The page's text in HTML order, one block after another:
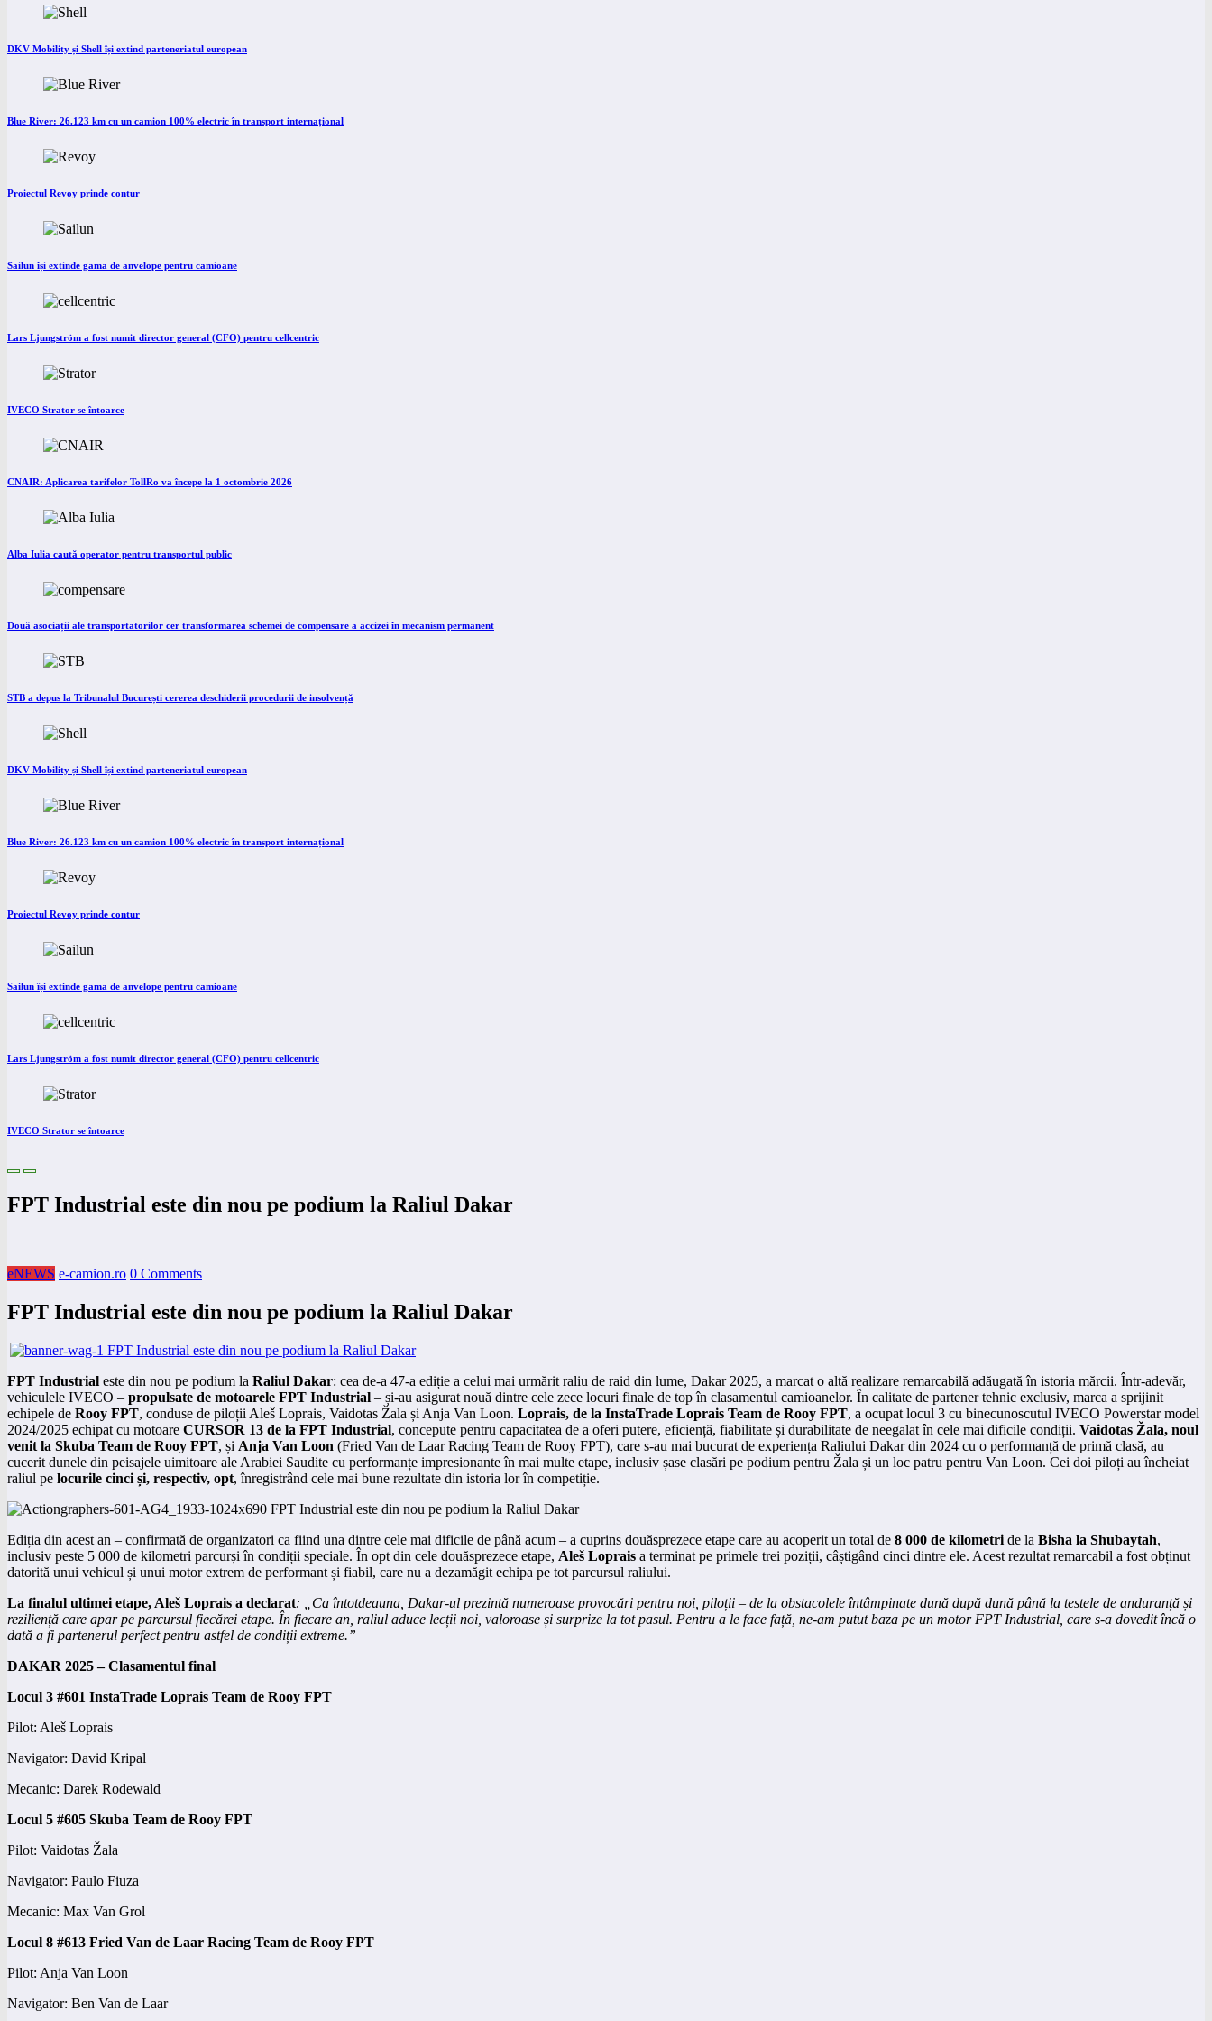
DKV Mobility și Shell își extind parteneriatul european
Blue River: 26.123 km cu un camion 100% electric în transport internațional
Proiectul Revoy prinde contur
Sailun își extinde gama de anvelope pentru camioane
Lars Ljungström a fost numit director general (CFO) pentru cellcentric
IVECO Strator se întoarce
CNAIR: Aplicarea tarifelor TollRo va începe la 1 octombrie 2026
Alba Iulia caută operator pentru transportul public
Două asociații ale transportatorilor cer transformarea schemei de compensare a accizei în mecanism permanent
STB a depus la Tribunalul București cererea deschiderii procedurii de insolvență
DKV Mobility și Shell își extind parteneriatul european
Blue River: 26.123 km cu un camion 100% electric în transport internațional
Proiectul Revoy prinde contur
Sailun își extinde gama de anvelope pentru camioane
Lars Ljungström a fost numit director general (CFO) pentru cellcentric
IVECO Strator se întoarce
FPT Industrial este din nou pe podium la Raliul Dakar
eNEWS e-camion.ro 0 Comments
FPT Industrial este din nou pe podium la Raliul Dakar
FPT Industrial este din nou pe podium la Raliul Dakar: cea de-a 47-a ediție a celui mai urmărit raliu de raid din lume, Dakar 2025, a marcat o altă realizare remarcabilă adăugată în istoria mărcii. Într-adevăr,
vehiculele IVECO – propulsate de motoarele FPT Industrial – și-au asigurat nouă dintre cele zece locuri finale de top în clasamentul camioanelor. În calitate de partener tehnic exclusiv, marca a sprijinit
echipele de Rooy FPT, conduse de piloții Aleš Loprais, Vaidotas Žala și Anja Van Loon. Loprais, de la InstaTrade Loprais Team de Rooy FPT, a ocupat locul 3 cu binecunoscutul IVECO Powerstar model
2024/2025 echipat cu motoare CURSOR 13 de la FPT Industrial, concepute pentru capacitatea de a oferi putere, eficiență, fiabilitate și durabilitate de neegalat în cele mai dificile condiții. Vaidotas Žala, noul
venit la Skuba Team de Rooy FPT, și Anja Van Loon (Fried Van de Laar Racing Team de Rooy FPT), care s-au mai bucurat de experiența Raliului Dakar din 2024 cu o performanță de primă clasă, au
cucerit dunele din peisajele uimitoare ale Arabiei Saudite cu performanțe impresionante în mai multe etape, inclusiv șase clasări pe podium pentru Žala și un loc patru pentru Van Loon. Cei doi piloți au încheiat
raliul pe locurile cinci și, respectiv, opt, înregistrând cele mai bune rezultate din istoria lor în competiție.
Ediția din acest an – confirmată de organizatori ca fiind una dintre cele mai dificile de până acum – a cuprins douăsprezece etape care au acoperit un total de 8 000 de kilometri de la Bisha la Shubaytah,
inclusiv peste 5 000 de kilometri parcurși în condiții speciale. În opt din cele douăsprezece etape, Aleš Loprais a terminat pe primele trei poziții, câștigând cinci dintre ele. Acest rezultat remarcabil a fost obținut
datorită unui vehicul și unui motor extrem de performant și fiabil, care nu a dezamăgit echipa pe tot parcursul raliului.
La finalul ultimei etape, Aleš Loprais a declarat: „Ca întotdeauna, Dakar-ul prezintă numeroase provocări pentru noi, piloții – de la obstacolele întâmpinate dună după dună până la testele de anduranță și
reziliență care apar pe parcursul fiecărei etape. În fiecare an, raliul aduce lecții noi, valoroase și surprize la tot pasul. Pentru a le face față, ne-am putut baza pe un motor FPT Industrial, care s-a dovedit încă o
dată a fi partenerul perfect pentru astfel de condiții extreme.”
DAKAR 2025 – Clasamentul final
Locul 3 #601 InstaTrade Loprais Team de Rooy FPT
Pilot: Aleš Loprais
Navigator: David Kripal
Mecanic: Darek Rodewald
Locul 5 #605 Skuba Team de Rooy FPT
Pilot: Vaidotas Žala
Navigator: Paulo Fiuza
Mecanic: Max Van Grol
Locul 8 #613 Fried Van de Laar Racing Team de Rooy FPT
Pilot: Anja Van Loon
Navigator: Ben Van de Laar